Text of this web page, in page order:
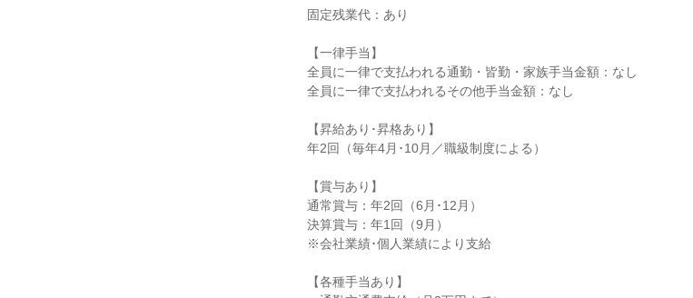
固定残業代：あり
【一律手当】
全員に一律で支払われる通勤・皆勤・家族手当金額：なし
全員に一律で支払われるその他手当金額：なし
【昇給あり･昇格あり】
年2回（毎年4月･10月／職級制度による）
【賞与あり】
通常賞与：年2回（6月･12月）
決算賞与：年1回（9月）
※会社業績･個人業績により支給
【各種手当あり】